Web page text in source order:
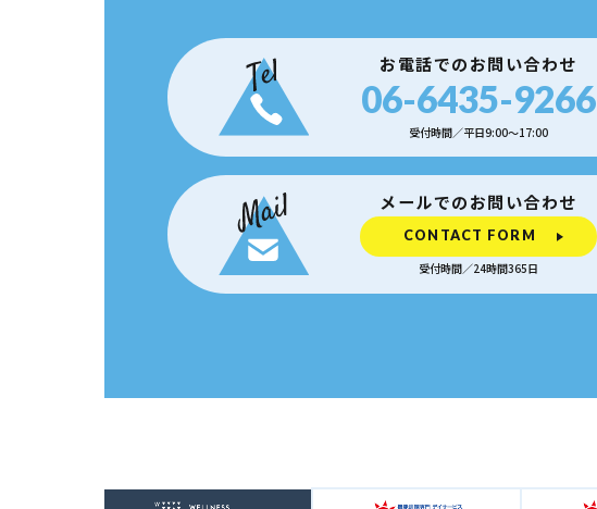
お電話でのお問い合わせ
06-6435-9266
受付時間／平日9:00〜17:00
メールでのお問い合わせ
CONTACT FORM
受付時間／24時間365日